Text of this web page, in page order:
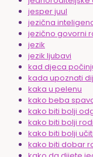
jesper juul
jezična
jezično govorni
jezik
jezik ljubavi
kad djeca
kada upoznati
kaka u pelenu
kako beba
kako biti bolji
kako biti bolji
kako biti bolji
kako biti dobar